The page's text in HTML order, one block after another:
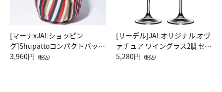
[マーナxJALショッピン
グ]Shupattoコンパクトバッグ
Drop JAL客室乗務員（LC）ス
3,960円 （税込）
[リーデル]JALオリジナル オヴ
ァチュア ワイングラス2脚セッ
ト（レッドワイン）
5,280円 （税込）